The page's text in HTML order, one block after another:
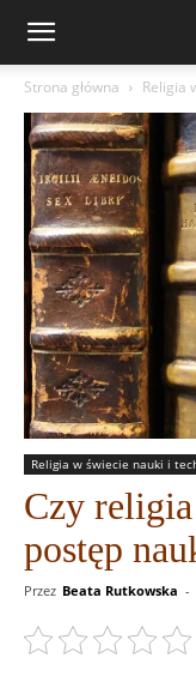
Strona główna Religia
Religia w świecie nauki i
Czy
postęp
Przez Beata Rutkowska -